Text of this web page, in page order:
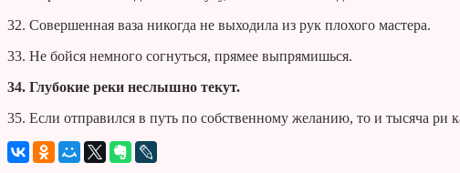
32. Совершенная ваза никогда не выходила из рук плохого мастера.
33. Не бойся немного согнуться, прямее выпрямишься.
34. Глубокие реки неслышно текут.
35. Если отправился в путь по собственному желанию, то и тысяча